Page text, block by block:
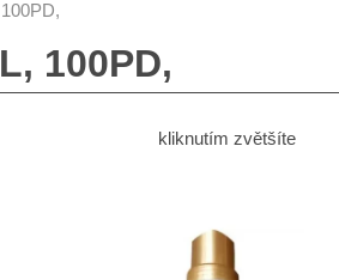
100PD,
kliknutím zvětšíte